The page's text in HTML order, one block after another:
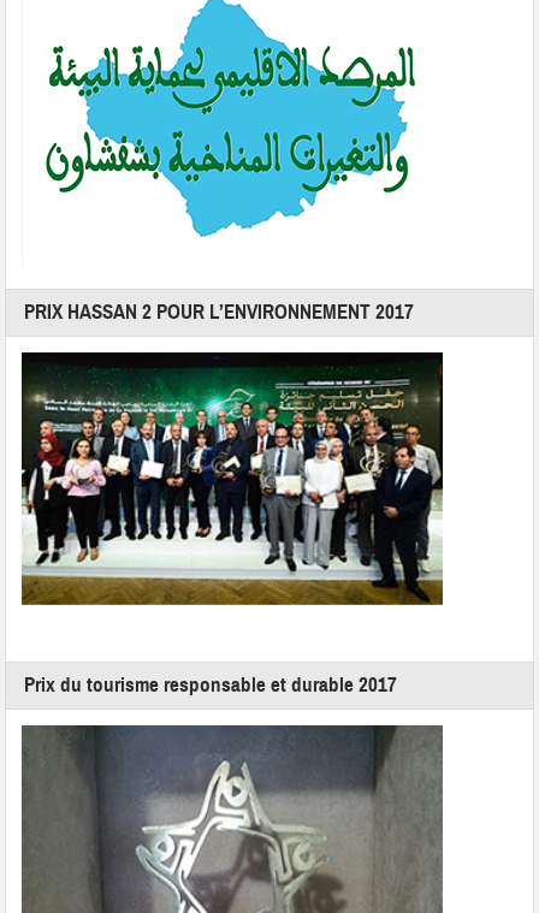
PRIX HASSAN 2 POUR L’ENVIRONNEMENT 2017
Prix du tourisme responsable et durable 2017